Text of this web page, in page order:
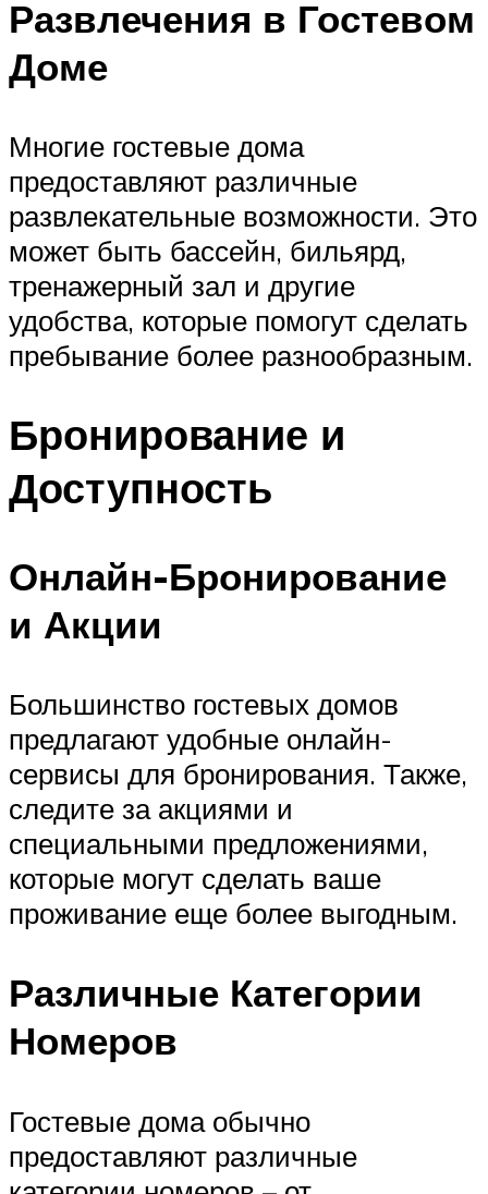
Развлечения в Гостевом
Доме
Многие гостевые дома
предоставляют различные
развлекательные возможности. Это
может быть бассейн, бильярд,
тренажерный зал и другие
удобства, которые помогут сделать
пребывание более разнообразным.
Бронирование и
Доступность
Онлайн-Бронирование
и Акции
Большинство гостевых домов
предлагают удобные онлайн-
сервисы для бронирования. Также,
следите за акциями и
специальными предложениями,
которые могут сделать ваше
проживание еще более выгодным.
Различные Категории
Номеров
Гостевые дома обычно
предоставляют различные